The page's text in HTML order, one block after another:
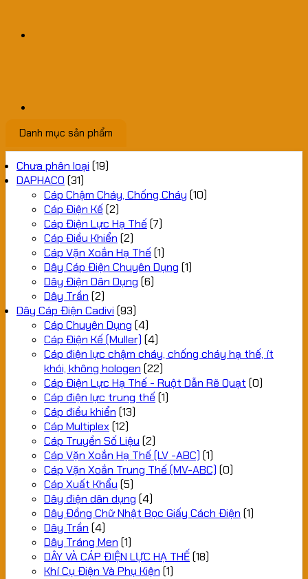
Danh mục sản phẩm
Chưa phân loại (19)
DAPHACO (31)
Cáp Chậm Cháy, Chống Cháy (10)
Cáp Điện Kế (2)
Cáp Điện Lực Hạ Thế (7)
Cáp Điều Khiển (2)
Cáp Vặn Xoắn Hạ Thế (1)
Dây Cáp Điện Chuyên Dụng (1)
Dây Điện Dân Dụng (6)
Dây Trần (2)
Dây Cáp Điện Cadivi (93)
Cáp Chuyên Dụng (4)
Cáp Điện Kế (Muller) (4)
Cáp điện lực chậm cháy, chống cháy hạ thế, ít
khói, không hologen (22)
Cáp Điện Lực Hạ Thế - Ruột Dẫn Rẽ Quạt (0)
Cáp điện lực trung thế (1)
Cáp điều khiển (13)
Cáp Multiplex(12)
Cáp Truyền Số Liệu (2)
Cáp Vặn Xoắn Hạ Thế (LV -ABC) (1)
Cáp Vặn Xoắn Trung Thế (MV-ABC) (0)
Cáp Xuất Khẩu (5)
Dây điện dân dụng (4)
Dây Đồng Chữ Nhật Bọc Giấy Cách Điện (1)
Dây Trần (4)
Dây Tráng Men (1)
DÂY VÀ CÁP ĐIỆN LỰC HẠ THẾ(18)
Khí Cụ Điện Và Phụ Kiện (1)